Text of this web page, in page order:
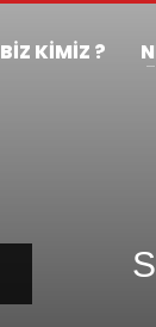
BİZ KİMİZ ?